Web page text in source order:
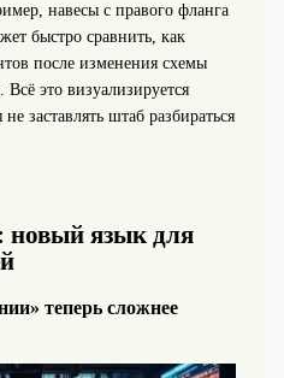
навесы с правого фланга
быстро сравнить, как
после изменения схемы
это визуализируется
заставлять штаб разбираться
новый язык для
теперь сложнее